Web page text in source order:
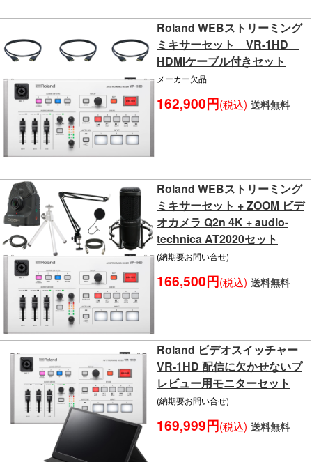
Roland WEBストリーミング
ミキサーセット VR-1HD
HDMIケーブル付きセット
メーカー欠品
162,900円(税込) 送料無料
Roland WEBストリーミング
ミキサーセット + ZOOM ビデ
オカメラ Q2n 4K + audio-
technica AT2020セット
(納期要お問い合せ)
166,500円(税込) 送料無料
Roland ビデオスイッチャー
VR-1HD 配信に欠かせないプ
レビュー用モニターセット
(納期要お問い合せ)
169,999円(税込) 送料無料